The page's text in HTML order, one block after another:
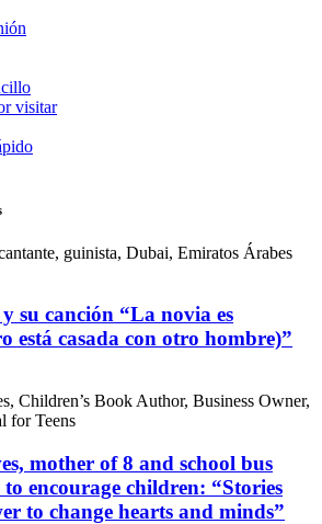
visitar
su canción “La novia es
está casada con otro hombre)”
mother of 8 and school bus
encourage children: “Stories
to change hearts and minds”